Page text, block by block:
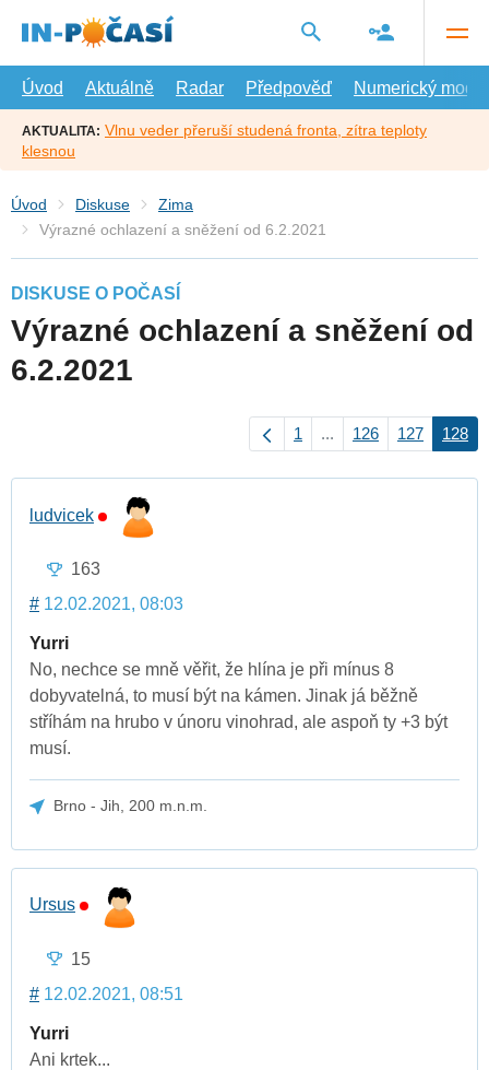
hlavní
Úvod
Aktuálně Radar Předpověď Numerický model
AKTUALITA: Vlnu veder přeruší studená fronta, zítra teploty
klesnou
Úvod Diskuse
Zima
Výrazné ochlazení a sněžení od 6.2.2021
DISKUSE O POČASÍ
Výrazné ochlazení a sněžení od
6.2.2021
1 ... 126 127 128
ludvicek
163
# 12.02.2021, 08:03
Yurri
No, nechce se mně věřit, že hlína je při mínus 8
dobyvatelná, to musí být na kámen. Jinak já běžně
stříhám na hrubo v únoru vinohrad, ale aspoň ty +3 být
musí.
Brno - Jih, 200 m.n.m.
Ursus
15
# 12.02.2021, 08:51
Yurri
Ani krtek...